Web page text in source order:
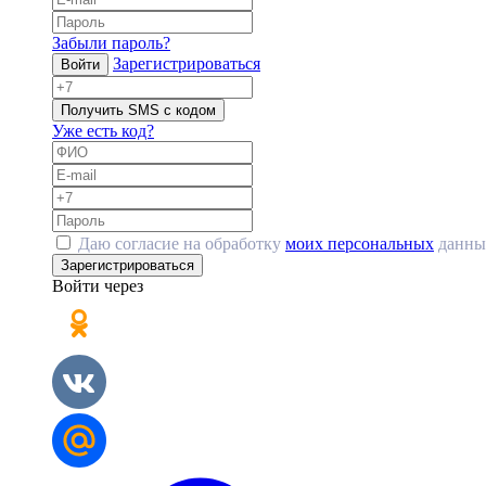
Забыли пароль?
Войти Зарегистрироваться
Получить SMS с кодом
Уже есть код?
Даю согласие на обработку моих персональных
Зарегистрироваться
Войти через